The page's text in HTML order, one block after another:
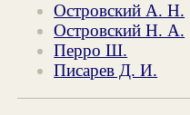
Островский А. Н.
Островский Н. А.
Перро Ш.
Писарев Д. И.